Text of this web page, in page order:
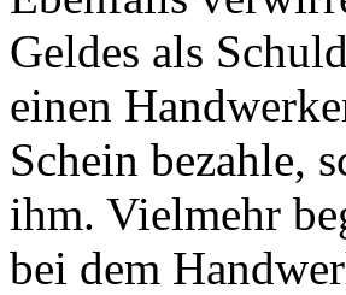
Geldes als
einen
Schein bezahle,
ihm. Vielmehr
bei dem